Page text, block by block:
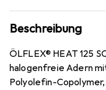
Beschreibung
ÖLFLEX® HEAT 125
halogenfreie Adern
Polyolefin-